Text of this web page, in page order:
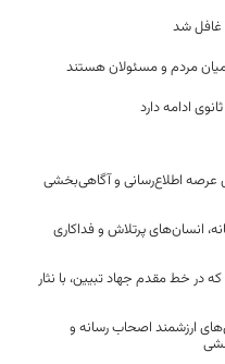
غافل شد
مردم و مسئولان هستند
ادامه دارد
عرصه اطلاع‌رسانی و آگاهی‌بخشی
انسان‌های پرتلاش و فداکاری
در خط مقدم جهاد تبیین، با نثار
ارزشمند اصحاب رسانه و